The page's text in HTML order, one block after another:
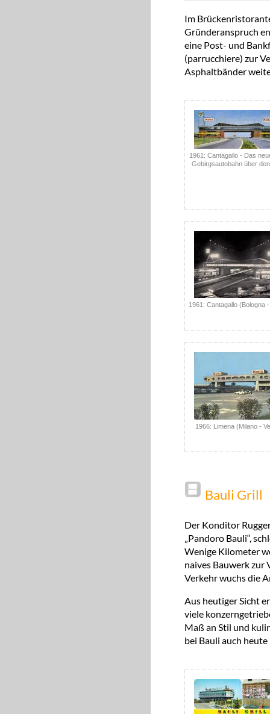
Im
Gründeranspruch
eine Post- und
(parrucchiere) zur
Asphaltbänder
1961: Cantagallo - Das
Gebirgsautobahn über
1961: Cantagallo (Bologna
1966: Limena (Milano -
Bauli Grill
Der Konditor
„Pandoro Bauli“,
Wenige Kilometer
naives Bauwerk zur
Verkehr wuchs die
Aus heutiger Sicht
viele
Maß an Stil und
bei Bauli auch